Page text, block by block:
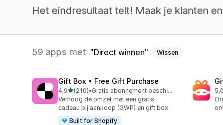
Het eindresultaat telt! Maak je klanten
59 apps met Direct winnen Wissen
Gift Box • Free Gift Purchase
4,9van 5 sterren
(210)
210 recensies in totaal
•
Gratis abonnement beschikbaar
Verhoog de omzet met een gratis
cadeau bij aankoop (GWP) en gift box.
Built for Shopify
5,0